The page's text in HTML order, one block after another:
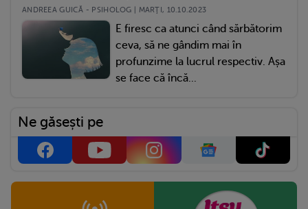
ANDREEA GUICĂ - PSIHOLOG | MARŢI, 10.10.2023
E firesc ca atunci când sărbătorim
ceva, să ne gândim mai în
profunzime la lucrul respectiv. Așa
se face că încă...
Ne găsești pe